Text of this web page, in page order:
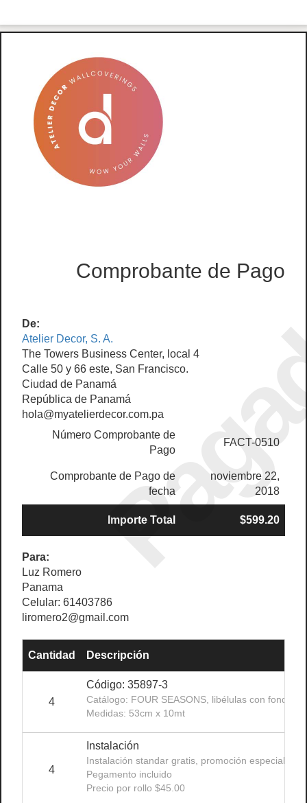
Comprobante de Pago
De:
Atelier Decor, S. A.
The Towers Business Center, local 4
Calle 50 y 66 este, San Francisco.
Ciudad de Panamá
República de Panamá
hola@myatelierdecor.com.pa
Número Comprobante de
Pago
FACT-0510
Comprobante de Pago de
fecha
noviembre 22,
2018
Importe Total $599.20
Para:
Luz Romero
Panama
Celular: 61403786
liromero2@gmail.com
Cantidad Descripción
4
Código: 35897-3
Catálogo: FOUR SEASONS, libélulas con fondo
Medidas: 53cm x 10mt
4
Instalación
Instalación standar gratis, promoción especial
Pegamento incluido
Precio por rollo $45.00